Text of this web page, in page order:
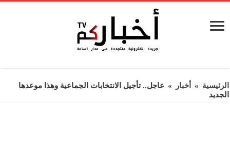
الرئيسية » أخبار » عاجل.. تأجيل الانتخابات الجماعية وهذا موعدها
الجديد